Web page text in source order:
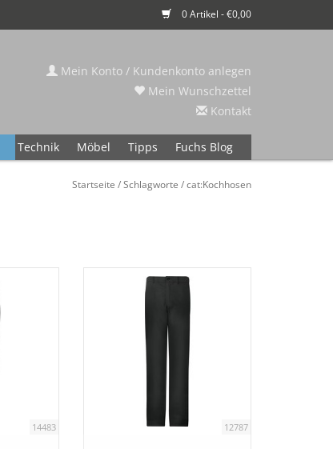
0 Artikel - €0,00
Technik Möbel Tipps Fuchs Blog
Mein Konto / Kundenkonto anlegen
Mein Wunschzettel
Kontakt
Startseite /Schlagworte /cat:Kochhosen
14483 12787